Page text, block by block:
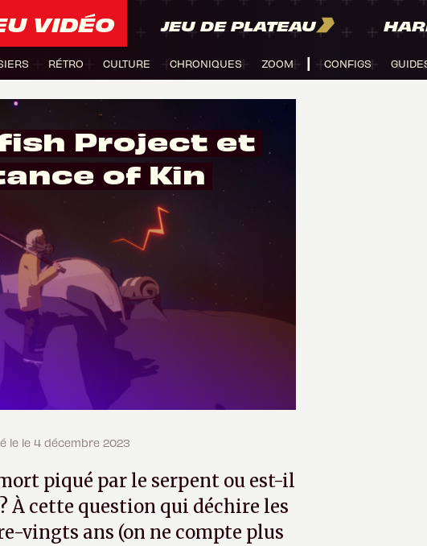
VIDÉO JEU DE PLATEAU
RÉTRO CULTURE CHRONIQUES ZOOM CONFIGS
Project et
of Kin
le le 4 décembre 2023
piqué par le serpent ou est-il
À cette question qui déchire les
vingts ans (on ne compte plus